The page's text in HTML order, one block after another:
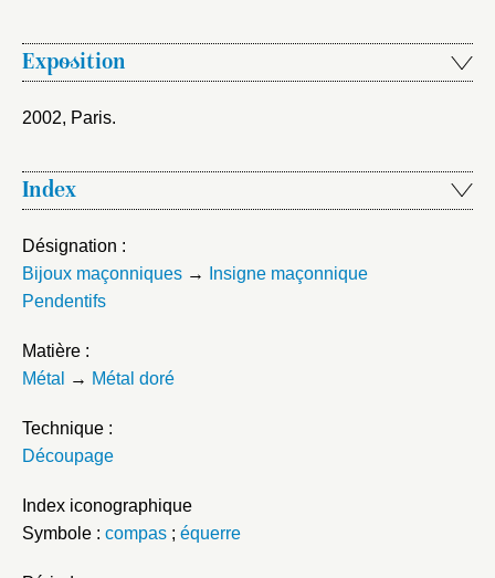
Exposition
2002, Paris.
Index
Désignation :
Bijoux maçonniques →
Insigne maçonnique
Pendentifs
Matière :
Métal
→ Métal doré
Technique :
Découpage
Index iconographique
Symbole : compas ; équerre